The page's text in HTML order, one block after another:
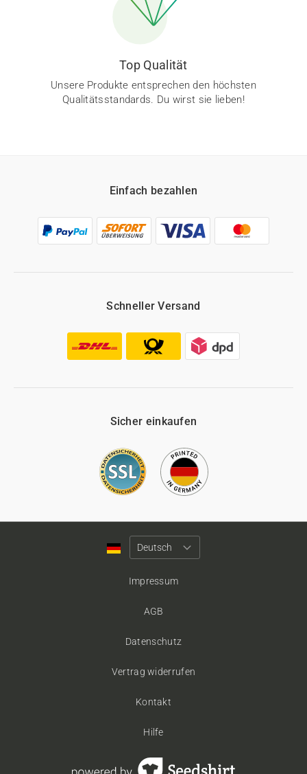
Top Qualität
Unsere Produkte entsprechen den höchsten
Qualitätsstandards. Du wirst sie lieben!
Einfach bezahlen
Schneller Versand
Sicher einkaufen
Impressum
AGB
Datenschutz
Vertrag widerrufen
Kontakt
Hilfe